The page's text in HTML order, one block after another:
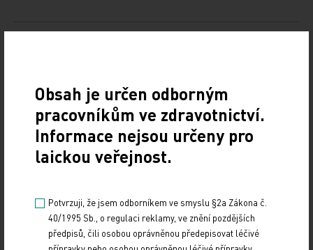
Informační dopis pro zdravotnické pracovníky
25. 3. 2024
Paxlovid (nirmatrelvir; ritonavir): připomenutí život
ohrožujících až fatálních lékových interakcí s některými
imunosupresivy, včetně takrolimu
Evropská komise pro léčivé přípravky (EMA)
schválila k použití léčivý přípravek společnosti
Almirall – EBGLYSS® (lebrikizumab) pro léčbu
Obsah je určen odborným
pracovníkům ve zdravotnictví.
Informace nejsou určeny pro
laickou veřejnost.
Potvrzuji, že jsem odborníkem ve smyslu §2a Zákona č.
40/1995 Sb., o regulaci reklamy, ve znění pozdějších
předpisů, čili osobou oprávněnou předepisovat léčivé